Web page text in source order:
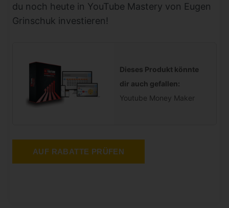
du noch heute in YouTube Mastery von Eugen
Grinschuk investieren!
Dieses Produkt könnte
dir auch gefallen:
Youtube Money Maker
AUF RABATTE PRÜFEN